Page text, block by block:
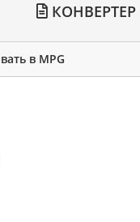
КОНВЕРТЕР
в MPG